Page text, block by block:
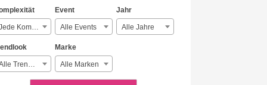
Jede Komplexität
Event
Alle Events
Jahr
Alle Jahre
Alle Trendlooks
Marke
Alle Marken